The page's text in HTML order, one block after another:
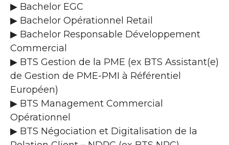
▶ Bachelor EGC
▶ Bachelor Opérationnel Retail
▶ Bachelor Responsable Développement
Commercial
▶ BTS Gestion de la PME (ex BTS Assistant(e)
de Gestion de PME-PMI à Référentiel
Européen)
▶ BTS Management Commercial
Opérationnel
▶ BTS Négociation et Digitalisation de la